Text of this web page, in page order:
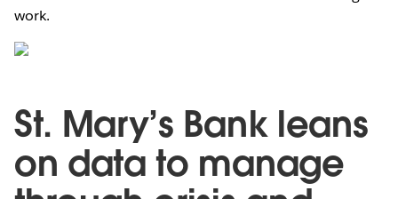
work.
St. Mary’s Bank leans
on data to manage